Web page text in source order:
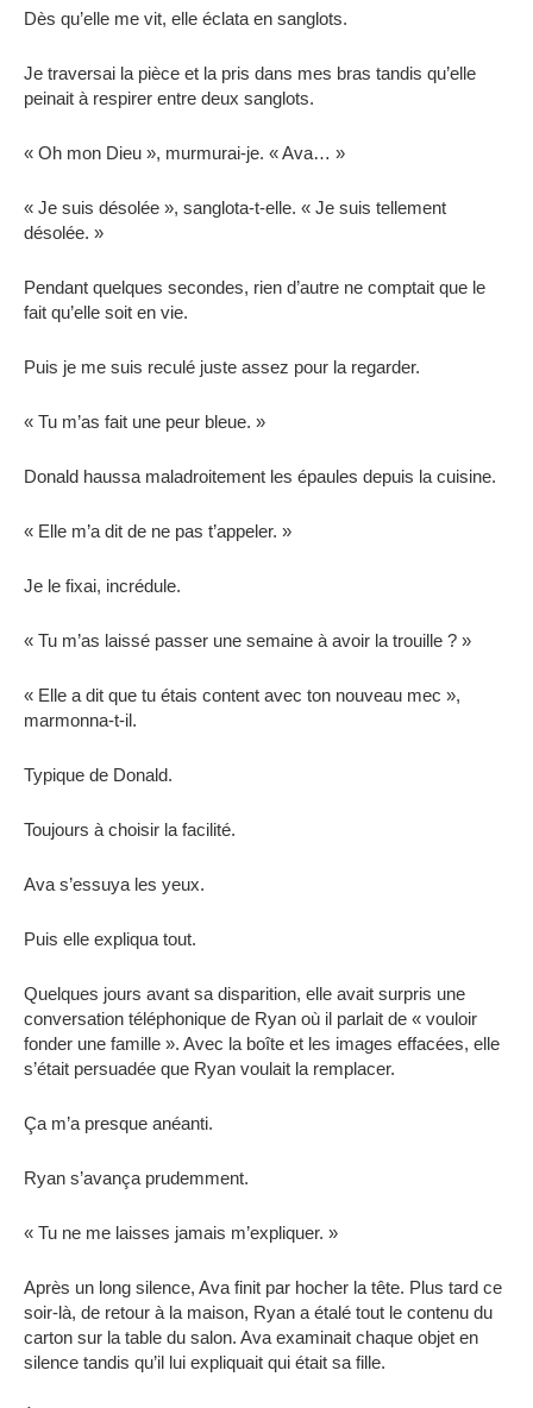
Dès qu’elle me vit, elle éclata en sanglots.
Je traversai la pièce et la pris dans mes bras tandis qu’elle
peinait à respirer entre deux sanglots.
« Oh mon Dieu », murmurai-je. « Ava… »
« Je suis désolée », sanglota-t-elle. « Je suis tellement
désolée. »
Pendant quelques secondes, rien d’autre ne comptait que le
fait qu’elle soit en vie.
Puis je me suis reculé juste assez pour la regarder.
« Tu m’as fait une peur bleue. »
Donald haussa maladroitement les épaules depuis la cuisine.
« Elle m’a dit de ne pas t’appeler. »
Je le fixai, incrédule.
« Tu m’as laissé passer une semaine à avoir la trouille ? »
« Elle a dit que tu étais content avec ton nouveau mec »,
marmonna-t-il.
Typique de Donald.
Toujours à choisir la facilité.
Ava s’essuya les yeux.
Puis elle expliqua tout.
Quelques jours avant sa disparition, elle avait surpris une
conversation téléphonique de Ryan où il parlait de « vouloir
fonder une famille ». Avec la boîte et les images effacées, elle
s’était persuadée que Ryan voulait la remplacer.
Ça m’a presque anéanti.
Ryan s’avança prudemment.
« Tu ne me laisses jamais m’expliquer. »
Après un long silence, Ava finit par hocher la tête. Plus tard ce
soir-là, de retour à la maison, Ryan a étalé tout le contenu du
carton sur la table du salon. Ava examinait chaque objet en
silence tandis qu’il lui expliquait qui était sa fille.